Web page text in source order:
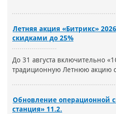
Летняя акция «Битрикс»
скидками до 25%
До 31 августа включительно
традиционную Летнюю акцию
Обновление операционной
станция» 11.2.